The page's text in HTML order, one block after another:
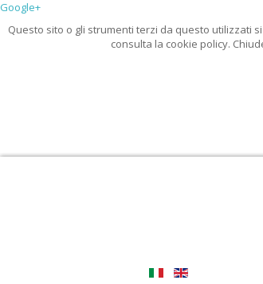
Google+
Questo sito o gli strumenti terzi da questo utilizzati
consulta la cookie policy.